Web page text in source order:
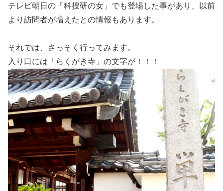
テレビ朝日の「科捜研の女」でも登場した事があり、以前
より訪問者が増えたとの情報もあります。
それでは、さっそく行ってみます。
入り口には「らくがき寺」の文字が！！！